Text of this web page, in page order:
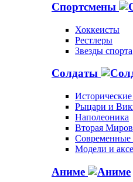
Спортсмены
Хоккеисты
Рестлеры
Звезды спорта
Солдаты
Рыцари и
Наполеоника
Вторая
Модели и
Аниме